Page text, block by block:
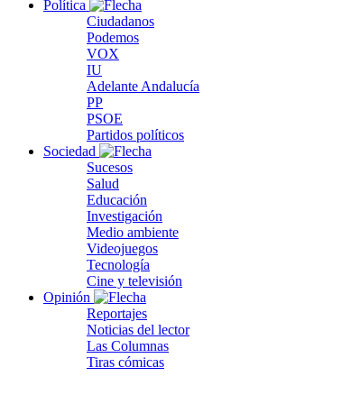
Política
Ciudadanos
Podemos
VOX
IU
Adelante Andalucía
PP
PSOE
Partidos políticos
Sociedad
Sucesos
Salud
Educación
Investigación
Medio ambiente
Videojuegos
Tecnología
Cine y televisión
Opinión
Reportajes
Noticias del lector
Las Columnas
Tiras cómicas